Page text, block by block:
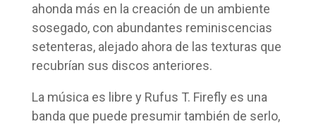
ahonda más en la creación de un ambiente
sosegado, con abundantes reminiscencias
setenteras, alejado ahora de las texturas que
recubrían sus discos anteriores.
La música es libre y Rufus T. Firefly es una
banda que puede presumir también de serlo,